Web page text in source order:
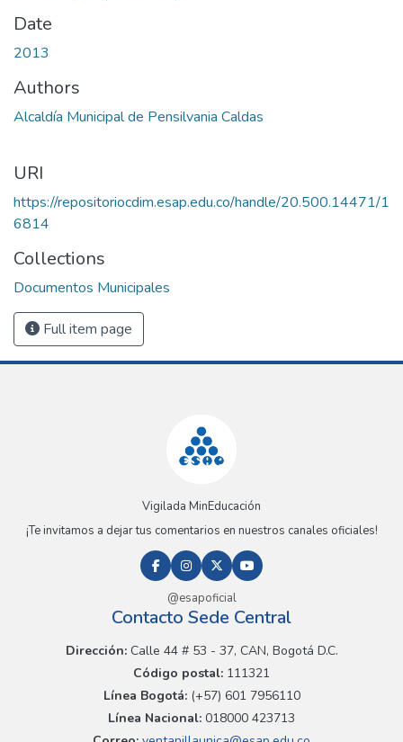
Date
2013
Authors
Alcaldía Municipal de Pensilvania Caldas
URI
https://repositoriocdim.esap.edu.co/handle/20.500.14471/1
6814
Collections
Documentos Municipales
Full item page
Vigilada MinEducación
¡Te invitamos a dejar tus comentarios en nuestros canales oficiales!
@esapoficial
Contacto Sede Central
Dirección:Calle 44 # 53 - 37, CAN, Bogotá D.C.
Código postal: 111321
Línea Bogotá:(+57) 601 7956110
Línea Nacional: 018000 423713